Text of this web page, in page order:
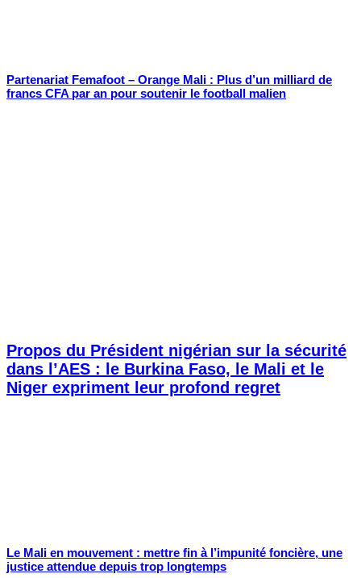
Partenariat Femafoot – Orange Mali : Plus d’un milliard de
francs CFA par an pour soutenir le football malien
Propos du Président nigérian sur la sécurité
dans l’AES : le Burkina Faso, le Mali et le
Niger expriment leur profond regret
Le Mali en mouvement : mettre fin à l’impunité foncière, une
justice attendue depuis trop longtemps